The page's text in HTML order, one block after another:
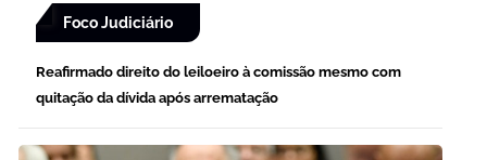
Foco Judiciário
Reafirmado direito do leiloeiro à comissão mesmo com
quitação da dívida após arrematação